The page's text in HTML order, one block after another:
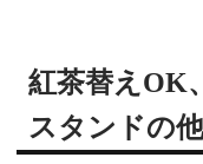
紅茶替えOK
スタンドの